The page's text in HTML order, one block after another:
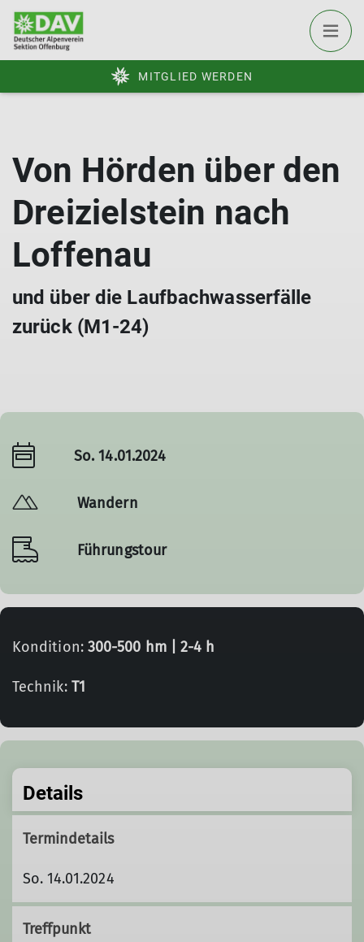
MITGLIED WERDEN
Von Hörden über den
Dreizielstein nach
Loffenau
und über die Laufbachwasserfälle
zurück (M1-24)
So. 14.01.2024
Wandern
Führungstour
Kondition: 300-500 hm | 2-4 h
Technik: T1
Details
Termindetails
So. 14.01.2024
Treffpunkt